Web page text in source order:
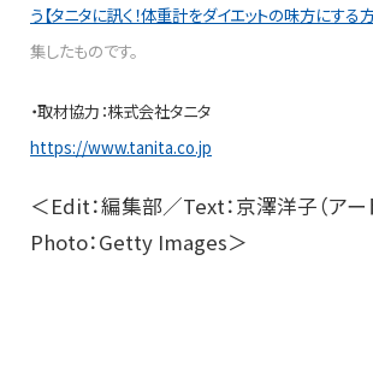
う【タニタに訊く！体重計をダイエットの味方にする方
集したものです。
・取材協力：株式会社タニタ
https://www.tanita.co.jp
＜Edit：編集部／Text：京澤洋子（アー
Photo：Getty Images＞